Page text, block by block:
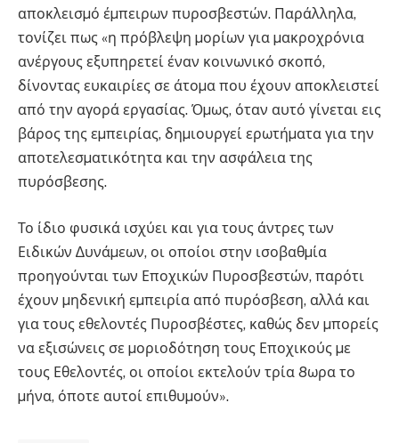
αποκλεισµό έµπειρων πυροσβεστών. Παράλληλα,
τονίζει πως «η πρόβλεψη µορίων για µακροχρόνια
ανέργους εξυπηρετεί έναν κοινωνικό σκοπό,
δίνοντας ευκαιρίες σε άτοµα που έχουν αποκλειστεί
από την αγορά εργασίας. Όµως, όταν αυτό γίνεται εις
βάρος της εµπειρίας, δηµιουργεί ερωτήµατα για την
αποτελεσµατικότητα και την ασφάλεια της
πυρόσβεσης.
Το ίδιο φυσικά ισχύει και για τους άντρες των
Ειδικών ∆υνάµεων, οι οποίοι στην ισοβαθµία
προηγούνται των Εποχικών Πυροσβεστών, παρότι
έχουν µηδενική εµπειρία από πυρόσβεση, αλλά και
για τους εθελοντές Πυροσβέστες, καθώς δεν µπορείς
να εξισώνεις σε µοριοδότηση τους Εποχικούς µε
τους Εθελοντές, οι οποίοι εκτελούν τρία 8ωρα το
µήνα, όποτε αυτοί επιθυµούν».